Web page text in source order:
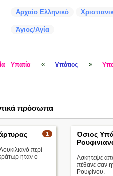
Αρχαίο Ελληνικό
Άγιος/Αγία
Υπατία « Υπάτιος »
πρόσωπα
1
περί
ήταν ο
Όσιος
Ασκήτεψε
πέθανε σαν
Ρουφίνου.